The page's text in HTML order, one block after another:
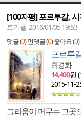
[100자평] 포르투갈,
트리플 2016/01/05 19:53
댓글 (0) 먼댓글 (0) 좋아요 (0)
포르투
최경화
14,400원 (
2015-11-
그리움이 머무는 그곳